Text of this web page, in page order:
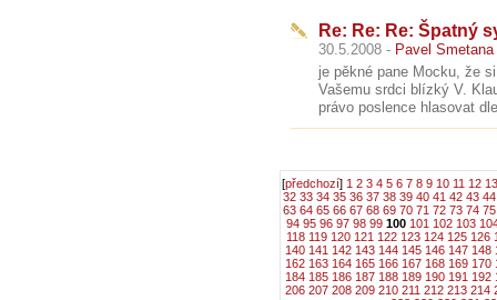
Re: Re: Re: Špatný
30.5.2008 - Pavel Smetana
je pěkné pane Mocku, že
Vašemu srdci blízký V.
právo poslence hlasovat
[předchozí] 1 2 3 4 5 6 7 8 9 10 11 12 13
32 33 34 35 36 37 38 39 40 41 42 43 44
63 64 65 66 67 68 69 70 71 72 73 74 75
94 95 96 97 98 99 100 101 102 103
118 119 120 121 122 123 124 125 126
140 141 142 143 144 145 146 147 148
162 163 164 165 166 167 168 169 170
184 185 186 187 188 189 190 191 192
206 207 208 209 210 211 212 213 214